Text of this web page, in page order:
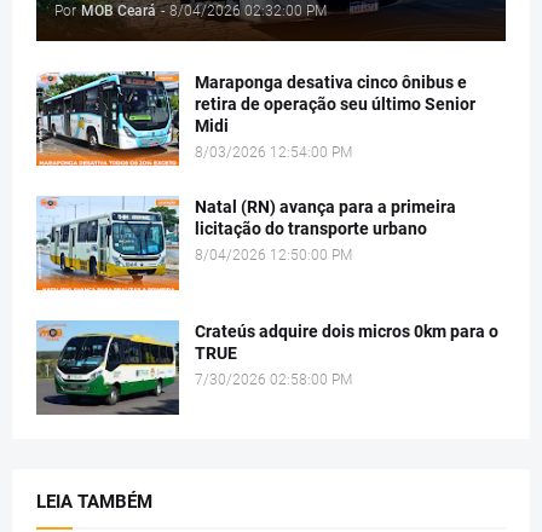
Por MOB Ceará - 8/04/2026 02:32:00 PM
Maraponga desativa cinco ônibus e
retira de operação seu último Senior
Midi
8/03/2026 12:54:00 PM
Natal (RN) avança para a primeira
licitação do transporte urbano
8/04/2026 12:50:00 PM
Crateús adquire dois micros 0km para o
TRUE
7/30/2026 02:58:00 PM
LEIA TAMBÉM